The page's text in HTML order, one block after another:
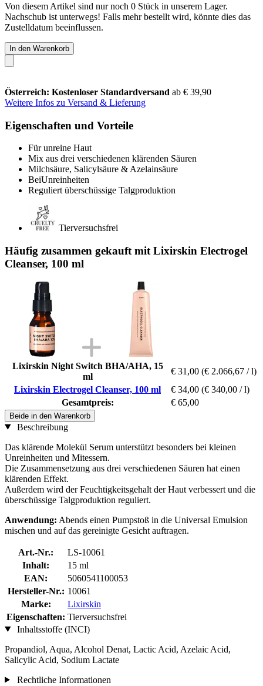
Von diesem Artikel sind nur noch 0 Stück in unserem Lager.
Nachschub ist unterwegs! Falls mehr bestellt wird, könnte dies das
Zustelldatum beeinflussen.
In den Warenkorb
Österreich: Kostenloser Standardversand ab € 39,90
Weitere Infos zu Versand & Lieferung
Eigenschaften und Vorteile
Für unreine Haut
Mix aus drei verschiedenen klärenden Säuren
Milchsäure, Salicylsäure & Azelainsäure
BeiUnreinheiten
Reguliert überschüssige Talgproduktion
Tierversuchsfrei
Häufig zusammen gekauft mit Lixirskin Electrogel
Cleanser, 100 ml
Lixirskin Night Switch BHA/AHA, 15
ml
€ 31,00 (€ 2.066,67 / l)
Lixirskin Electrogel Cleanser, 100 ml
€ 34,00 (€ 340,00 / l)
Gesamtpreis:
€ 65,00
Beide in den Warenkorb
Beschreibung
Das klärende Molekül Serum unterstützt besonders bei kleinen
Unreinheiten und Mitessern.
Die Zusammensetzung aus drei verschiedenen Säuren hat einen
klärenden Effekt.
Außerdem wird der Feuchtigkeitsgehalt der Haut verbessert und die
überschüssige Talgproduktion reguliert.
Anwendung: Abends einen Pumpstoß in die Universal Emulsion
mischen und auf das gereinigte Gesicht auftragen.
Art.-Nr.:
LS-10061
Inhalt:
15 ml
EAN:
5060541100053
Hersteller-Nr.: 10061
Marke:
Lixirskin
Eigenschaften: Tierversuchsfrei
Inhaltsstoffe (INCI)
Propandiol, Aqua, Alcohol Denat, Lactic Acid, Azelaic Acid,
Salicylic Acid, Sodium Lactate
Rechtliche Informationen